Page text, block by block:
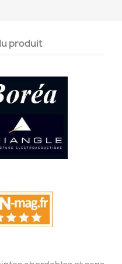
produit